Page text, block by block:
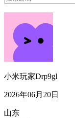
小米玩家Drp9gl
2026年06月20日
山东